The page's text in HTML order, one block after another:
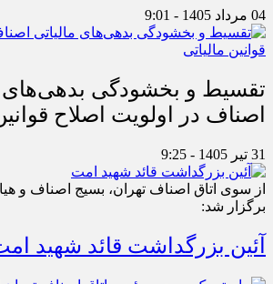
04 مرداد 1405 - 9:01
تقسیط و بخشودگی بدهی‌های
اصناف در اولویت اصلاح
31 تیر 1405 - 9:25
از سوی اتاق اصناف تهران، بسیج اصناف و
برگزار شد:
آئین بزرگداشت قائد شهید